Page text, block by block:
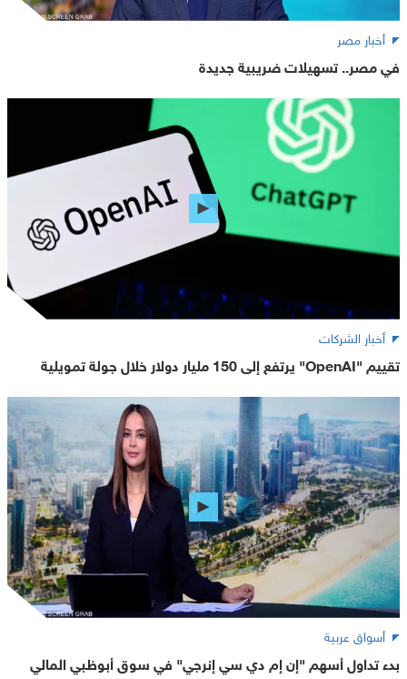
أخبار مصر
في مصر.. تسهيلات ضريبية جديدة
أخبار الشركات
تقييم "OpenAI" يرتفع إلى 150 مليار دولار خلال جولة تمويلية
أسواق عربية
بدء تداول أسهم "إن إم دي سي إنرجي" في سوق أبوظبي المالي